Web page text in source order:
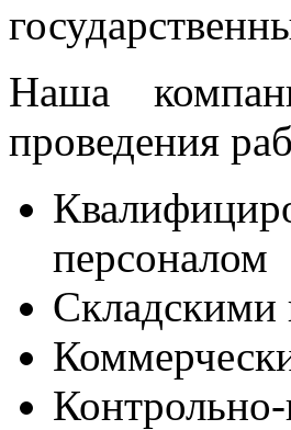
Наша
проведения
персоналом